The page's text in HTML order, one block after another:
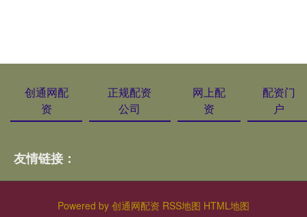
创通网配
资
正规配资
公司
网上配
资
配资门
户
友情链接：
Powered by 创通网配资 RSS地图 HTML地图